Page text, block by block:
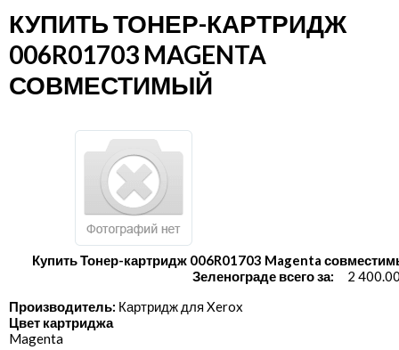
КУПИТЬ ТОНЕР-КАРТРИДЖ
006R01703 MAGENTA
СОВМЕСТИМЫЙ
Купить Тонер-картридж 006R01703 Magenta
Зеленограде всего за:
2
Производитель: Картридж для Xerox
Цвет картриджа
Magenta